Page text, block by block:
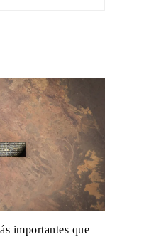
importantes que